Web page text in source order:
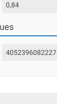
0,84
4052396082227